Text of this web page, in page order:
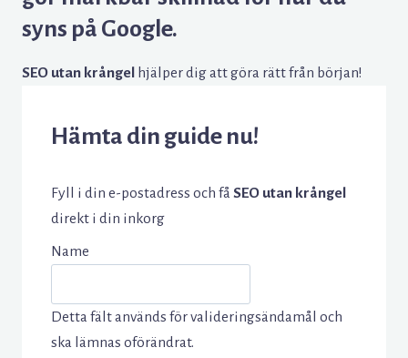
syns på Google.
SEO utan krångel hjälper dig att göra rätt från början!
Hämta din guide nu!
Fyll i din e-postadress och få SEO utan krångel
direkt i din inkorg
Name
Detta fält används för valideringsändamål och
ska lämnas oförändrat.